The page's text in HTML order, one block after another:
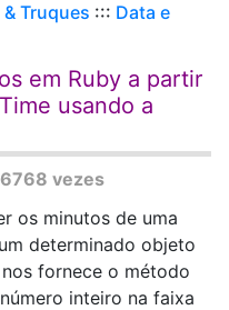
Truques ::: Data e
em Ruby a partir
usando a
6768 vezes
os minutos de uma
determinado objeto
fornece o método
inteiro na faixa